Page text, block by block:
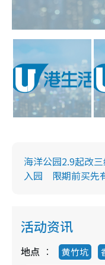
海洋公园2.9起改
入园 限期前买先
活动资讯
地点 黄竹坑